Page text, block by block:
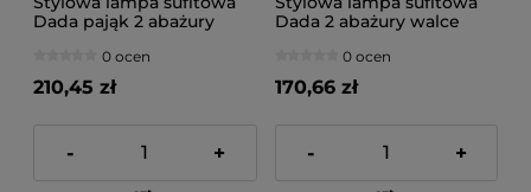
Dada pająk 2 abażury
0 ocen
210,45 zł
- +
Dada 2 abażury walce
0 ocen
170,66 zł
- +